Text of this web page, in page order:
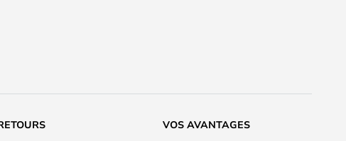
VOS AVANTAGES